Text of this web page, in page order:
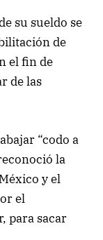
su sueldo se
de
el fin de
de las
“codo a
la
y el
el
para sacar